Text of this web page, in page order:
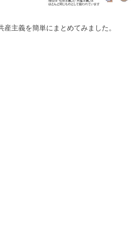
主義を簡単にまとめてみました。